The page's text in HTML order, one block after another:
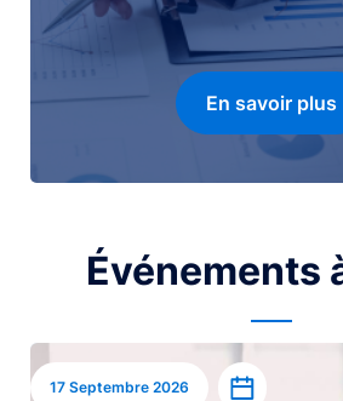
En savoir plus
Événements
Image
17 Septembre 2026 Ajouter à